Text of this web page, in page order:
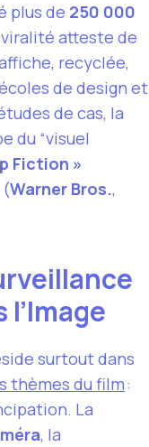
plus de 250 000
atteste de
recyclée,
de design et
de cas, la
du “visuel
Fiction »
(Warner Bros.,
surtout dans
thèmes du film:
La
, la